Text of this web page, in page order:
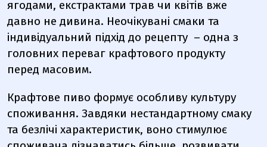
ягодами, екстрактами трав чи квітів вже
давно не дивина. Неочікувані смаки та
індивідуальний підхід до рецепту – одна з
головних переваг крафтового продукту
перед масовим.
Крафтове пиво формує особливу культуру
споживання. Завдяки нестандартному смаку
та безлічі характеристик, воно стимулює